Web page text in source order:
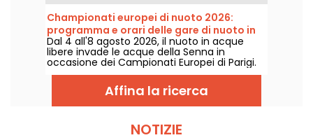
aspetta per sostenere i nostri nuotatori.
Ecco tutte le informazioni da conoscere
sulla competizione e sulle prove!
Championati europei di nuoto 2026:
programma e orari delle gare di nuoto in
acque libere
Dal 4 all'8 agosto 2026, il nuoto in acque
libere invade le acque della Senna in
occasione dei Campionati Europei di Parigi.
Tra i 5 km, i 10 km e la staffetta mista, i
migliori maratoneti acquatici si sfideranno in
uno scenario naturale leggendario.
Affina la ricerca
NOTIZIE